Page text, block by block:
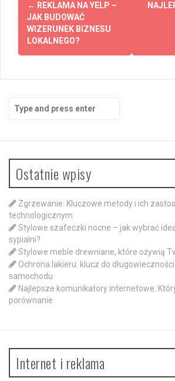
navigation
← REKLAMA NA YELP –
JAK BUDOWAĆ
WIZERUNEK BIZNESU
LOKALNEGO?
for:
Ostatnie wpisy
Zgrzewanie: Kluczowe metody i ich
technologicznym
Stylowe szafeczki nocne – jak wybrać
sypialni?
Stylowe meble drewniane, które ożywią
Ochrona lakieru: klucz do
samochodu
Najlepsze komunikatory internetowe:
porównanie
Internet i reklama